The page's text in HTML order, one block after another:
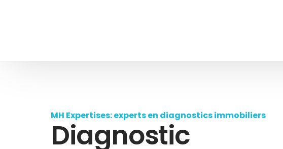
MH Expertises: experts en diagnostics immobiliers
Diagnostic